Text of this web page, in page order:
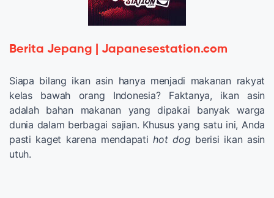
Berita Jepang | Japanesestation.com
Siapa bilang ikan asin hanya menjadi makanan rakyat
kelas bawah orang Indonesia? Faktanya, ikan asin
adalah bahan makanan yang dipakai banyak warga
dunia dalam berbagai sajian. Khusus yang satu ini, Anda
pasti kaget karena mendapati hot dogberisi ikan asin
utuh.